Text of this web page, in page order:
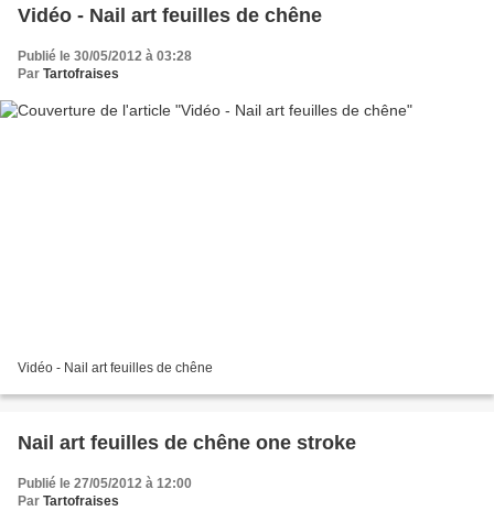
Vidéo - Nail art feuilles de chêne
Publié le 30/05/2012 à 03:28
Par Tartofraises
Vidéo - Nail art feuilles de chêne
Nail art feuilles de chêne one stroke
Publié le 27/05/2012 à 12:00
Par Tartofraises